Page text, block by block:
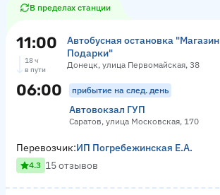
В пределах станции
11:00
Автобусная остановка "Магазин
Подарки"
Донецк, улица Первомайская, 38
18 ч
в пути
06:00 прибытие на след. день
Автовокзал ГУП
Саратов, улица Московская, 170
Перевозчик:ИП Погребежинская Е.А.
4.3 15 отзывов